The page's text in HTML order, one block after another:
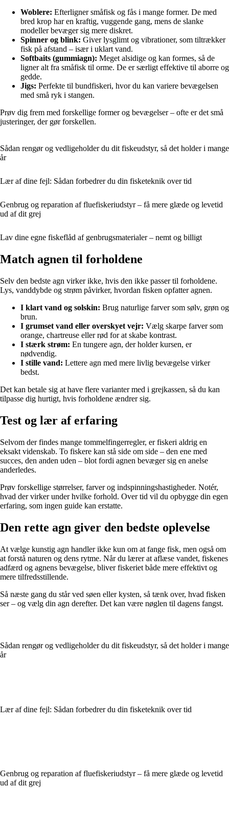
Woblere: Efterligner småfisk og fås i mange former. De med
bred krop har en kraftig, vuggende gang, mens de slanke
modeller bevæger sig mere diskret.
Spinner og blink: Giver lysglimt og vibrationer, som tiltrækker
fisk på afstand – især i uklart vand.
Softbaits (gummiagn): Meget alsidige og kan formes, så de
ligner alt fra småfisk til orme. De er særligt effektive til aborre og
gedde.
Jigs: Perfekte til bundfiskeri, hvor du kan variere bevægelsen
med små ryk i stangen.
Prøv dig frem med forskellige former og bevægelser – ofte er det små
justeringer, der gør forskellen.
Sådan rengør og vedligeholder du dit fiskeudstyr, så det holder i mange
år
Lær af dine fejl: Sådan forbedrer du din fisketeknik over tid
Genbrug og reparation af fluefiskeriudstyr – få mere glæde og levetid
ud af dit grej
Lav dine egne fiskeflåd af genbrugsmaterialer – nemt og billigt
Match agnen til forholdene
Selv den bedste agn virker ikke, hvis den ikke passer til forholdene.
Lys, vanddybde og strøm påvirker, hvordan fisken opfatter agnen.
I klart vand og solskin: Brug naturlige farver som sølv, grøn og
brun.
I grumset vand eller overskyet vejr: Vælg skarpe farver som
orange, chartreuse eller rød for at skabe kontrast.
I stærk strøm: En tungere agn, der holder kursen, er
nødvendig.
I stille vand: Lettere agn med mere livlig bevægelse virker
bedst.
Det kan betale sig at have flere varianter med i grejkassen, så du kan
tilpasse dig hurtigt, hvis forholdene ændrer sig.
Test og lær af erfaring
Selvom der findes mange tommelfingerregler, er fiskeri aldrig en
eksakt videnskab. To fiskere kan stå side om side – den ene med
succes, den anden uden – blot fordi agnen bevæger sig en anelse
anderledes.
Prøv forskellige størrelser, farver og indspinningshastigheder. Notér,
hvad der virker under hvilke forhold. Over tid vil du opbygge din egen
erfaring, som ingen guide kan erstatte.
Den rette agn giver den bedste oplevelse
At vælge kunstig agn handler ikke kun om at fange fisk, men også om
at forstå naturen og dens rytme. Når du lærer at aflæse vandet, fiskenes
adfærd og agnens bevægelse, bliver fiskeriet både mere effektivt og
mere tilfredsstillende.
Så næste gang du står ved søen eller kysten, så tænk over, hvad fisken
ser – og vælg din agn derefter. Det kan være nøglen til dagens fangst.
Sådan rengør og vedligeholder du dit fiskeudstyr, så det holder i mange
år
Lær af dine fejl: Sådan forbedrer du din fisketeknik over tid
Genbrug og reparation af fluefiskeriudstyr – få mere glæde og levetid
ud af dit grej